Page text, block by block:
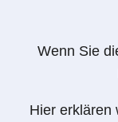
Wenn Sie
Hier erklären